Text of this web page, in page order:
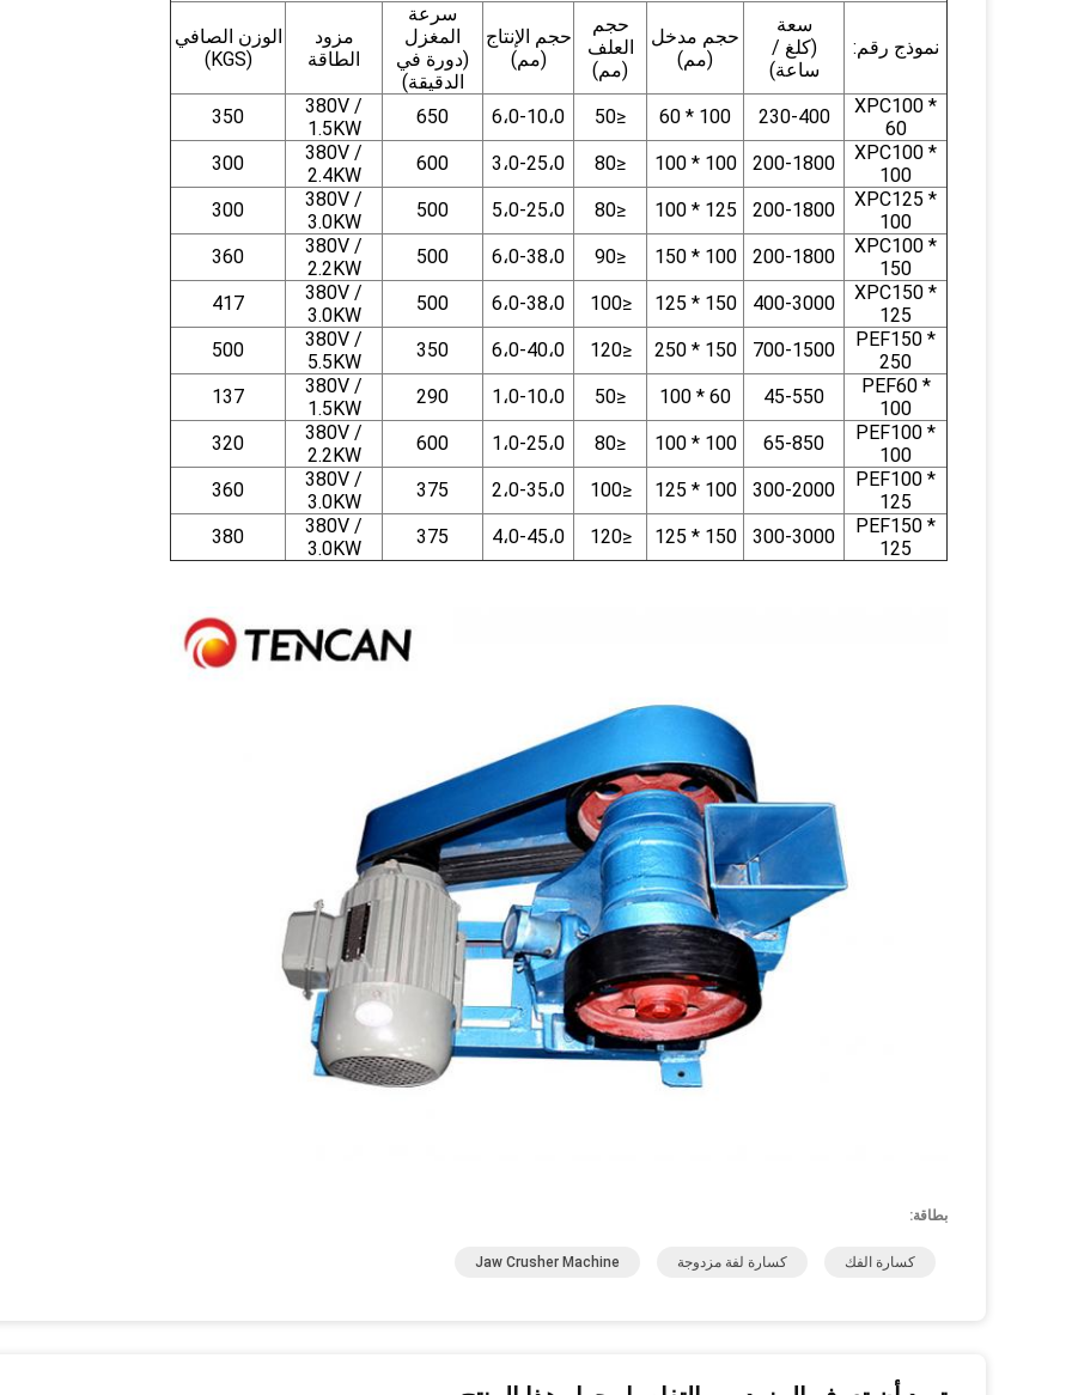
نموذج رقم:
سعة
(كلغ /
ساعة)
حجم مدخل
(مم)
حجم
العلف
(مم)
حجم الإنتاج
(مم)
سرعة
المغزل
(دورة في
الدقيقة)
مزود
الطاقة
الوزن الصافي
(KGS)
XPC100 *
60
230-400
100 * 60
≤50 6،0-10،0 650
380V /
1.5KW
350
XPC100 *
100
200-1800
100 * 100
≤80 3،0-25،0 600
380V /
2.4KW
300
XPC125 *
100
200-1800
125 * 100
≤80 5،0-25،0 500
380V /
3.0KW
300
XPC100 *
150
200-1800
100 * 150
≤90 6،0-38،0 500
380V /
2.2KW
360
XPC150 *
125
400-3000
150 * 125
≤100 6،0-38،0 500
380V /
3.0KW
417
PEF150 *
250
700-1500
150 * 250
≤120 6،0-40،0 350
380V /
5.5KW
500
PEF60 *
100
45-550
60 * 100
≤50 1،0-10،0 290
380V /
1.5KW
137
PEF100 *
100
65-850
100 * 100
≤80 1،0-25،0 600
380V /
2.2KW
320
PEF100 *
125
300-2000
100 * 125
≤100 2،0-35،0 375
380V /
3.0KW
360
PEF150 *
125
300-3000
150 * 125
≤120 4،0-45،0 375
380V /
3.0KW
380
بطاقة:
كسارة الفك كسارة لفة مزدوجة Jaw Crusher Machine